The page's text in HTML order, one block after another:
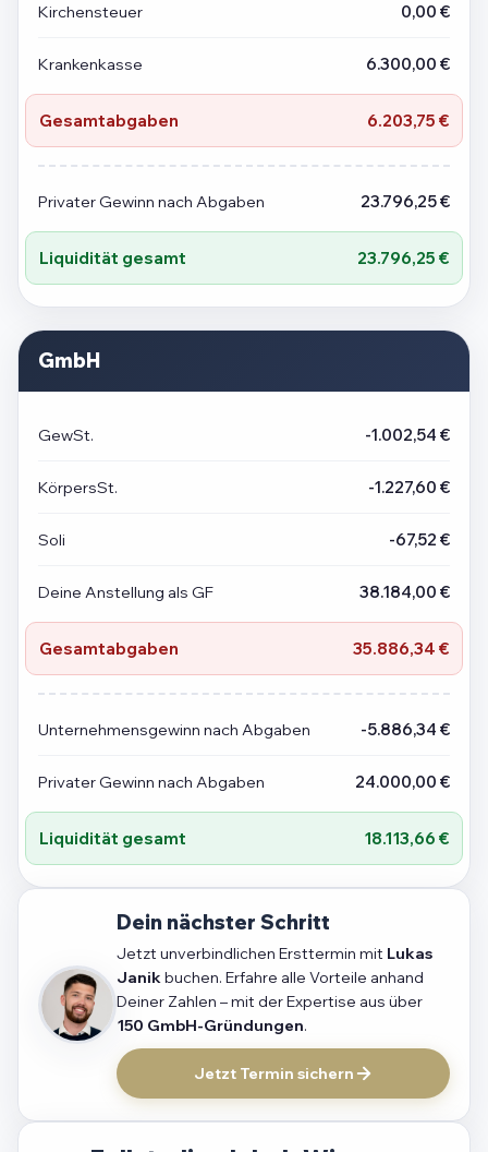
Kirchensteuer 0,00 €
Krankenkasse 6.300,00 €
Gesamtabgaben 6.203,75 €
Privater Gewinn nach Abgaben 23.796,25 €
Liquidität gesamt 23.796,25 €
GmbH
GewSt. -1.002,54 €
KörpersSt. -1.227,60 €
Soli -67,52 €
Deine Anstellung als GF 38.184,00 €
Gesamtabgaben 35.886,34 €
Unternehmensgewinn nach Abgaben -5.886,34 €
Privater Gewinn nach Abgaben 24.000,00 €
Liquidität gesamt 18.113,66 €
Dein nächster Schritt
Jetzt unverbindlichen Ersttermin mit Lukas
Janikbuchen. Erfahre alle Vorteile anhand
Deiner Zahlen – mit der Expertise aus über
150 GmbH-Gründungen.
Jetzt Termin sichern